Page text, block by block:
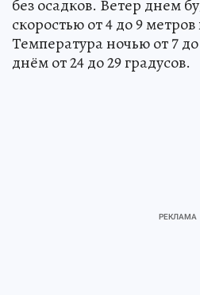
без осадков. Ветер днем
скоростью от 4 до 9 метров
Температура ночью от 7 до
днём от 24 до 29 градусов.